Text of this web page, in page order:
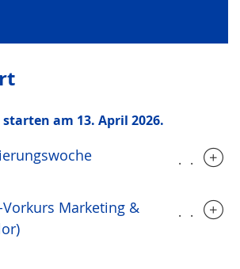
am 13. April 2026.
Marketing &